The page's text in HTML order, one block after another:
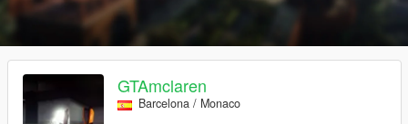
GTAmclaren
Barcelona / Monaco